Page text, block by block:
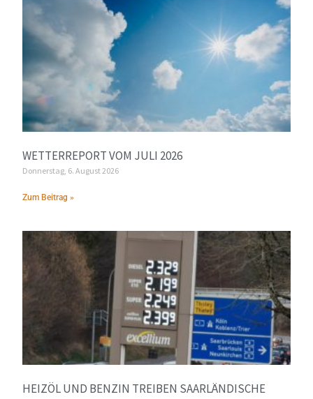
WETTERREPORT VOM JULI 2026
Donnerstag, 6. August 2026
Zum Beitrag »
HEIZÖL UND BENZIN TREIBEN SAARLÄNDISCHE